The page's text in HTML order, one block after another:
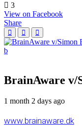
3
View on Facebook
Share
BrainAware v/
1 month 2 days ago
www.brainaware.dk